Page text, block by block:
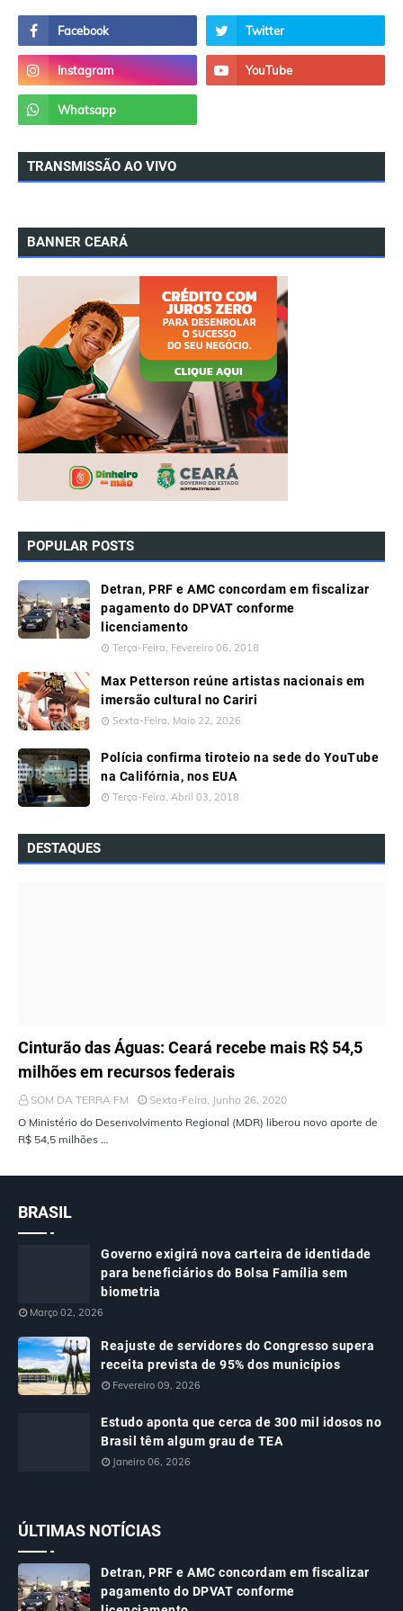
TRANSMISSÃO AO VIVO
BANNER CEARÁ
POPULAR POSTS
Detran, PRF e AMC concordam em fiscalizar
pagamento do DPVAT conforme
licenciamento
Terça-Feira, Fevereiro 06, 2018
Max Petterson reúne artistas nacionais em
imersão cultural no Cariri
Sexta-Feira, Maio 22, 2026
Polícia confirma tiroteio na sede do YouTube
na Califórnia, nos EUA
Terça-Feira, Abril 03, 2018
DESTAQUES
ÚLTIMAS NOTÍCIAS
Cinturão das Águas: Ceará recebe mais R$ 54,5
milhões em recursos federais
SOM DA TERRA FM
Sexta-Feira, Junho 26, 2020
O Ministério do Desenvolvimento Regional (MDR) liberou novo aporte de
R$ 54,5 milhões …
BRASIL
Governo exigirá nova carteira de identidade
para beneficiários do Bolsa Família sem
biometria
Março 02, 2026
Reajuste de servidores do Congresso supera
receita prevista de 95% dos municípios
Fevereiro 09, 2026
Estudo aponta que cerca de 300 mil idosos no
Brasil têm algum grau de TEA
Janeiro 06, 2026
ÚLTIMAS NOTÍCIAS
Detran, PRF e AMC concordam em fiscalizar
pagamento do DPVAT conforme